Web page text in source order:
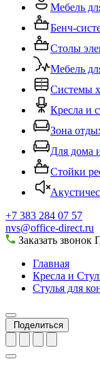
Мебель
Бенч-
Столы
Мебель
Системы
Кресла и
Зона
Для дома
Стойки
+7 383 284 07 57
nvs@office-direct.ru
Заказать звонок
Главная
Кресла и
Стулья для
Поделиться